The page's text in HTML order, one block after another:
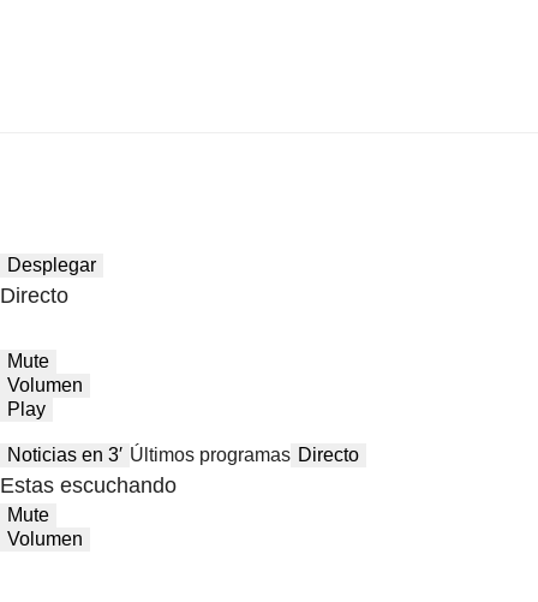
Desplegar
Directo
Mute
Volumen
Play
Noticias en 3′ Últimos programas Directo
Estas escuchando
Mute
Volumen